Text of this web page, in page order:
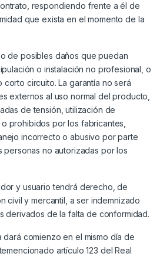
respondiendo frente a él de
que exista en el momento de la
de posibles daños que puedan
o instalación no profesional, o
corto circuito. La garantía no será
externos al uso normal del producto,
de tensión, utilización de
prohibidos por los fabricantes,
incorrecto o abusivo por parte
no autorizadas por los
y usuario tendrá derecho, de
civil y mercantil, a ser indemnizado
derivados de la falta de conformidad.
dará comienzo en el mismo día de
artículo 123 del Real